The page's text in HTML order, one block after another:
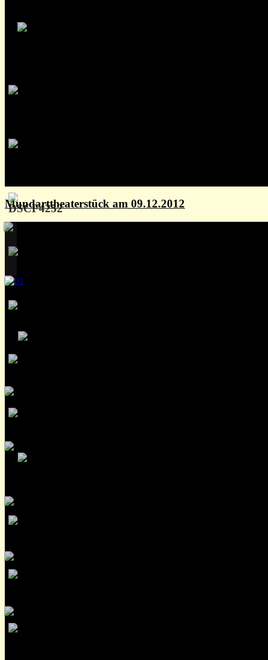
Mundarttheaterstück am 09.12.2012